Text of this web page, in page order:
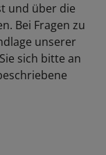
und über die
Bei Fragen zu
unserer
sich bitte an